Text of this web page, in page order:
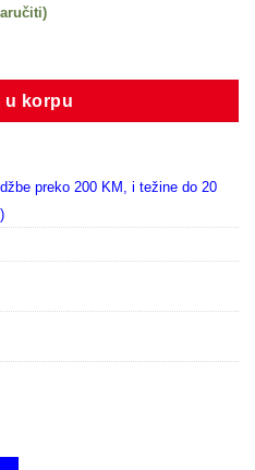
u korpu
preko 200 KM, i težine do 20